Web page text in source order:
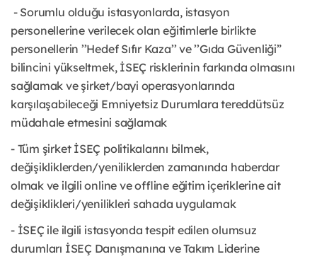
- Sorumlu olduğu istasyonlarda, istasyon
personellerine verilecek olan eğitimlerle birlikte
personellerin ’’Hedef Sıfır Kaza’’ ve ’’Gıda Güvenliği”
bilincini yükseltmek, İSEÇ risklerinin farkında olmasını
sağlamak ve şirket/bayi operasyonlarında
karşılaşabileceği Emniyetsiz Durumlara tereddütsüz
müdahale etmesini sağlamak
- Tüm şirket İSEÇ politikalarını bilmek,
değişikliklerden/yeniliklerden zamanında haberdar
olmak ve ilgili online ve offline eğitim içeriklerine ait
değişiklikleri/yenilikleri sahada uygulamak
- İSEÇ ile ilgili istasyonda tespit edilen olumsuz
durumları İSEÇ Danışmanına ve Takım Liderine